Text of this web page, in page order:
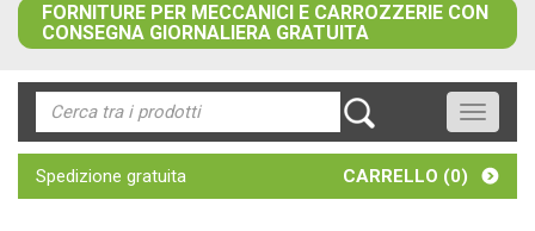
FORNITURE PER MECCANICI E CARROZZERIE CON
CONSEGNA GIORNALIERA GRATUITA
Toggle
Spedizione gratuita CARRELLO (0)